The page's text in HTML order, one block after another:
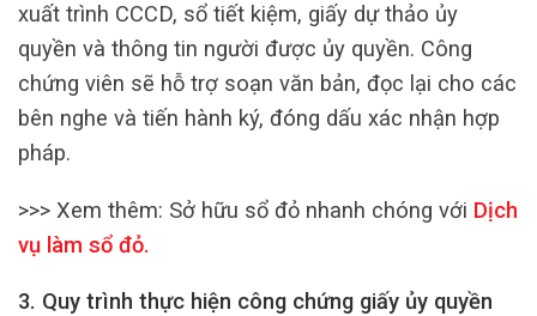
xuất trình CCCD, sổ tiết kiệm, giấy dự thảo ủy
quyền và thông tin người được ủy quyền. Công
chứng viên sẽ hỗ trợ soạn văn bản, đọc lại cho các
bên nghe và tiến hành ký, đóng dấu xác nhận hợp
pháp.
>>> Xem thêm: Sở hữu sổ đỏ nhanh chóng với Dịch
vụ làm sổ đỏ.
3. Quy trình thực hiện công chứng giấy ủy quyền